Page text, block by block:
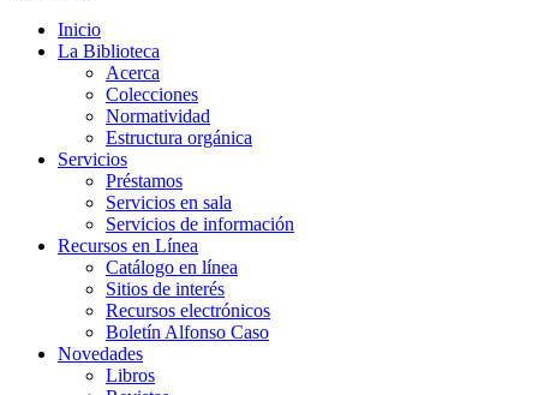
Inicio
La Biblioteca
Acerca
Colecciones
Normatividad
Estructura orgánica
Servicios
Préstamos
Servicios en sala
Servicios de información
Recursos en Línea
Catálogo en línea
Sitios de interés
Recursos electrónicos
Boletín Alfonso Caso
Novedades
Libros